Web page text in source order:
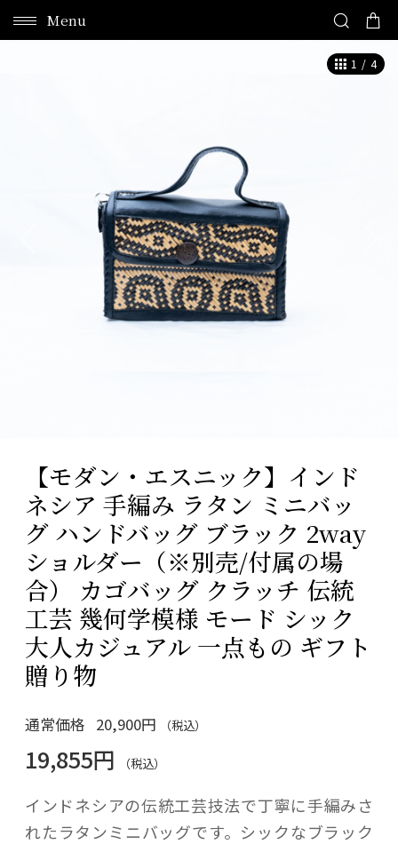
Menu
1 / 4
【モダン・エスニック】インド
ネシア 手編み ラタン ミニバッ
グ ハンドバッグ ブラック 2way
ショルダー（※別売/付属の場
合） カゴバッグ クラッチ 伝統
工芸 幾何学模様 モード シック
大人カジュアル 一点もの ギフト
贈り物
通常価格 20,900円 （税込）
19,855円 （税込）
インドネシアの伝統工芸技法で丁寧に手編みさ
れたラタンミニバッグです。シックなブラック